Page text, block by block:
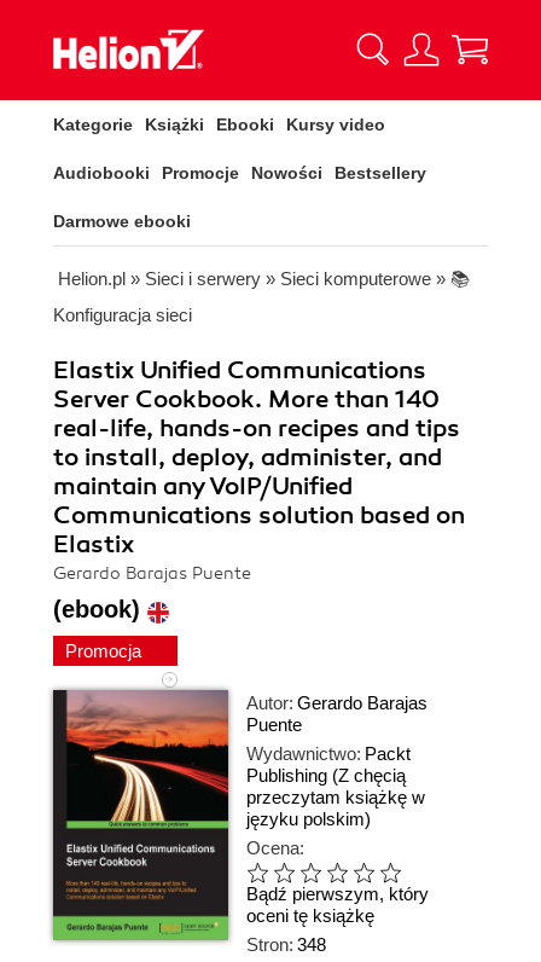
Kategorie Książki Ebooki Kursy video
Audiobooki Promocje Nowości Bestsellery
Darmowe ebooki
Helion.pl » Sieci i serwery » Sieci komputerowe » 📚
Konfiguracja sieci
Elastix Unified Communications
Server Cookbook. More than 140
real-life, hands-on recipes and tips
to install, deploy, administer, and
maintain any VoIP/Unified
Communications solution based on
Elastix
Gerardo Barajas Puente
(ebook)
Promocja
Autor: Gerardo Barajas
Puente
Wydawnictwo: Packt
Publishing (Z chęcią
przeczytam książkę w
języku polskim)
Ocena:
Bądź pierwszym, który
oceni tę książkę
Stron: 348